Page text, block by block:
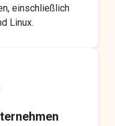
einschließlich
Linux.